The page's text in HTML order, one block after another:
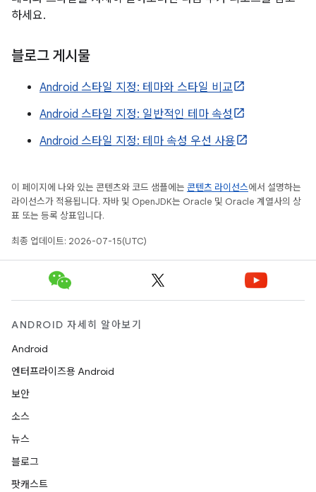
하세요.
블로그 게시물
Android 스타일 지정: 테마와 스타일 비교
Android 스타일 지정: 일반적인 테마 속성
Android 스타일 지정: 테마 속성 우선 사용
이 페이지에 나와 있는 콘텐츠와 코드 샘플에는 콘텐츠 라이선스에서 설명하는
라이선스가 적용됩니다. 자바 및 OpenJDK는 Oracle 및 Oracle 계열사의 상
표 또는 등록 상표입니다.
최종 업데이트: 2026-07-15(UTC)
ANDROID 자세히 알아보기
Android
엔터프라이즈용 Android
보안
소스
뉴스
블로그
팟캐스트